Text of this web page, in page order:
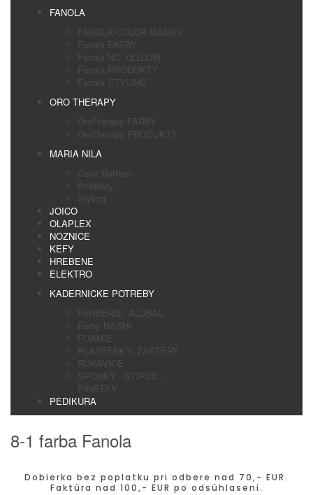
FANOLA
FANOLA COLOR MASKY
Fanola FARBY
Fanola NO YELLOW
Fanola PRODUKTY
Fanola STYLING
ORO THERAPY
OroTherapy FARBY
OroTherapy PRODUKTY
MARIA NILA
Color Refresh
Produkty
Styling
JOICO
OLAPLEX
NOZNICE
KEFY
HREBENE
ELEKTRO
KADERNICKE POTREBY
FARBENIE/ ALOBAL
Farby NASHI
FOAMIE
PLASTENKY, ZASTERY
RUKAVICE
SPONKY , STIPCE ,
PINETKY
PEDIKURA
8-1 farba Fanola
Dobierka bez poplatku pri odbere nad 70,- EUR.
Faktúra nad 100,- EUR po odsúhlasení.